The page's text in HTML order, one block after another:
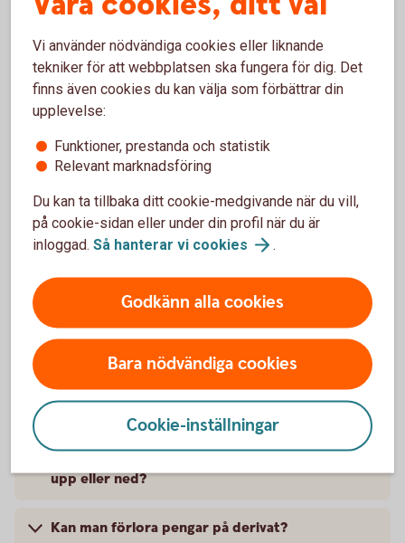
Handlar ert företag med värdepapper eller andra
Registrera
Optionsskola
Lär dig mer om värdepapper.
Optionsskola
Vanliga frågor och svar
upp eller ned?
Kan man förlora pengar på derivat?
Vi använder nödvändiga cookies eller liknande
tekniker för att webbplatsen ska fungera för dig. Det
finns även cookies du kan välja som förbättrar din
upplevelse:
Funktioner, prestanda och statistik
Relevant marknadsföring
Du kan ta tillbaka ditt cookie-medgivande när du vill,
på cookie-sidan eller under din profil när du är
inloggad. Så hanterar vi cookies .
Godkänn alla cookies
Bara nödvändiga cookies
Cookie-inställningar